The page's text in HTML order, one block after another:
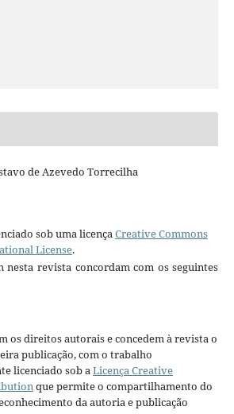
de Azevedo Torrecilha
sob uma licençaCreative Commons
License.
nesta revista concordam com os seguintes
os direitos autorais e concedem à revista o
publicação, com o trabalho
licenciado sob aLicença Creative
que permite o compartilhamento do
da autoria e publicação